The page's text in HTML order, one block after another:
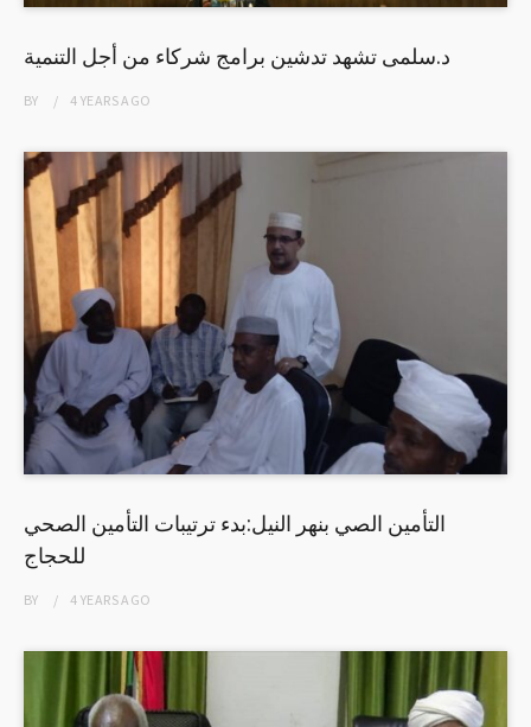
د.سلمى تشهد تدشين برامج شركاء من أجل التنمية
BY 4 YEARSAGO
التأمين الصي بنهر النيل:بدء ترتيبات التأمين الصحي
للحجاج
BY 4 YEARSAGO